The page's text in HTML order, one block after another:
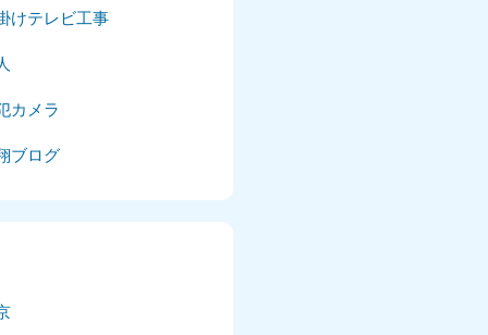
年8月
年7月
けテレビ工事
カメラ
ブログ